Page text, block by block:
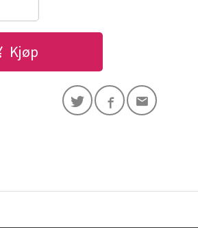
Kjøp